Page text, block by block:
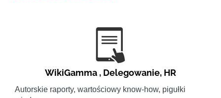
WikiGamma , Delegowanie, HR
Autorskie raporty, wartościowy know-how, pigułki